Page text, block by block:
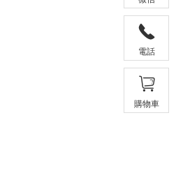
電話
購物車